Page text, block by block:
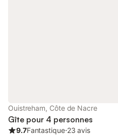
Ouistreham, Côte de Nacre
Gîte pour 4 personnes
9.7Fantastique⋅23 avis